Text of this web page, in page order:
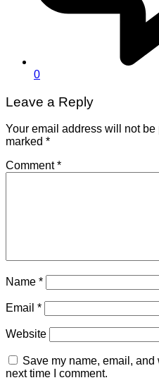
0
Leave a Reply
Your email address will not be
marked *
Comment*
Name *
Email *
Website
Save my name, email,
next time I comment.